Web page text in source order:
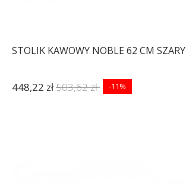
STOLIK KAWOWY NOBLE 62 CM SZARY
448,22 zł503,62 zł -11%